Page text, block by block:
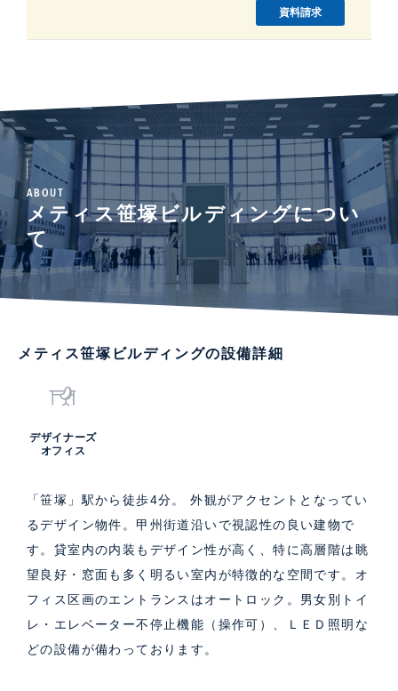
資料請求
ABOUT
メティス笹塚ビルディングについ
て
メティス笹塚ビルディングの設備詳細
デザイナーズ
オフィス
「笹塚」駅から徒歩4分。 外観がアクセントとなってい
るデザイン物件。甲州街道沿いで視認性の良い建物で
す。貸室内の内装もデザイン性が高く、特に高層階は眺
望良好・窓面も多く明るい室内が特徴的な空間です。オ
フィス区画のエントランスはオートロック。男女別トイ
レ・エレベーター不停止機能（操作可）、ＬＥＤ照明な
どの設備が備わっております。